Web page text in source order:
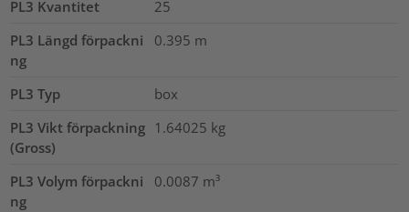
PL3 Kvantitet
25
PL3 Längd förpackni
ng
0.395 m
PL3 Typ
box
PL3 Vikt förpackning
(Gross)
1.64025 kg
PL3 Volym förpackni
ng
0.0087 m³